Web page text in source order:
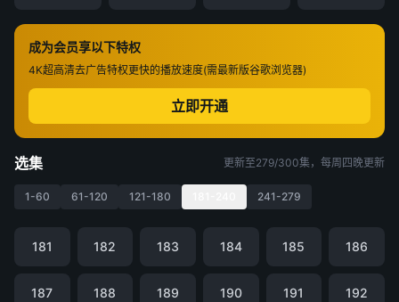
成为会员享以下特权
4K超高清去广告特权更快的播放速度(需最新版谷歌浏览器)
立即开通
选集 更新至279/300集，每周四晚更新
1-60 61-120 121-180 241-279
181 182 183 184 185 186
187 188 189 190 191 192